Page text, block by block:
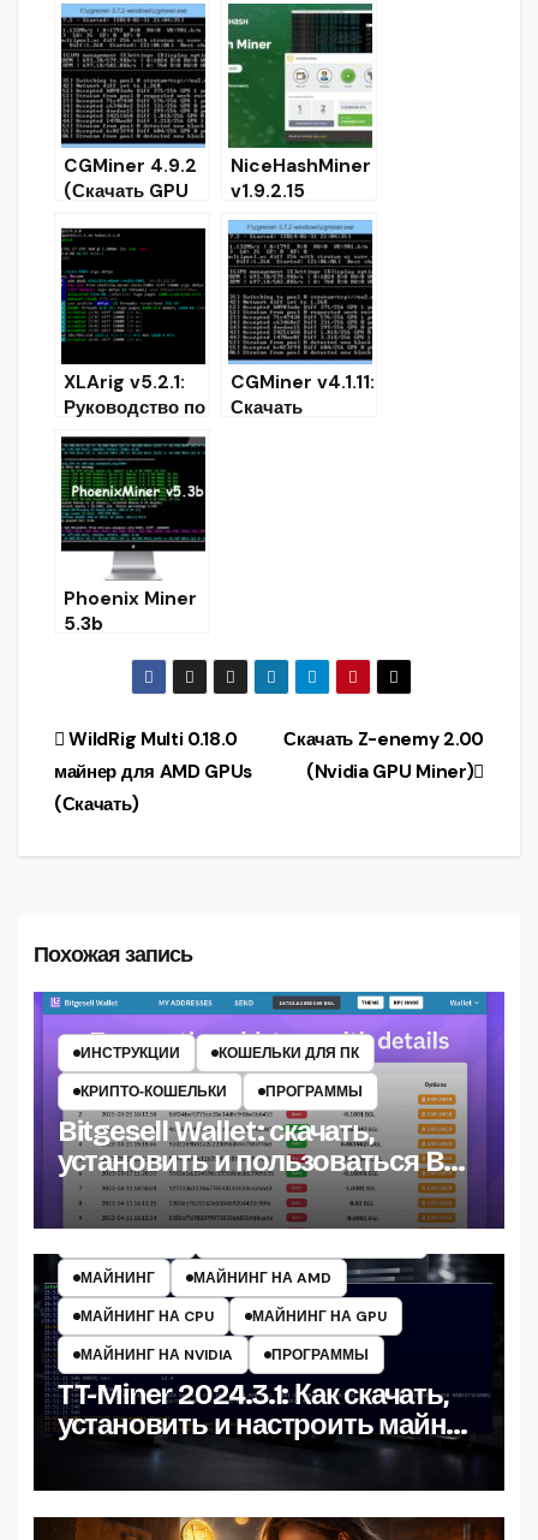
Equihash/
Cuckatoo
(Скачать для
Windows/Linux
)
с поддержкой
Sha256csm
CGMiner 4.9.2
(Скачать GPU
FPGA/ASIC)
NiceHashMiner
v1.9.2.15
(+X16Rv2):
Скачать
Ethereum
майнер для
Windows
XLArig v5.2.1:
Руководство по
настройке
майнинга для
Scala XLA
CGMiner v4.1.11:
Скачать
Phoenix Miner
5.3b
Скачать майнер
Ethereum &
(Win/Linux)
Навигация
по
записям
Скачать Z-enemy 2.00
(Nvidia GPU Miner)
WildRig Multi 0.18.0
майнер для AMD GPUs
(Скачать)
Похожая запись
ИНСТРУКЦИИ
КОШЕЛЬКИ ДЛЯ ПК
КРИПТО‑КОШЕЛЬКИ
ПРОГРАММЫ
Bitgesell Wallet: скачать,
установить и пользоваться BGL
кошельком
МАЙНИНГ
МАЙНИНГ НА AMD
МАЙНИНГ НА CPU
МАЙНИНГ НА GPU
МАЙНИНГ НА NVIDIA
ПРОГРАММЫ
TT-Miner 2024.3.1: Как скачать,
установить и настроить майнер
на Windows